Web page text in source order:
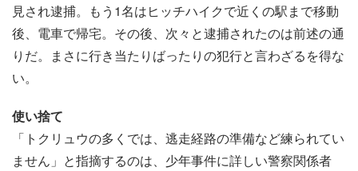
見され逮捕。もう1名はヒッチハイクで近くの駅まで移動
後、電車で帰宅。その後、次々と逮捕されたのは前述の通
りだ。まさに行き当たりばったりの犯行と言わざるを得な
い。
使い捨て
「トクリュウの多くでは、逃走経路の準備など練られてい
ません」と指摘するのは、少年事件に詳しい警察関係者